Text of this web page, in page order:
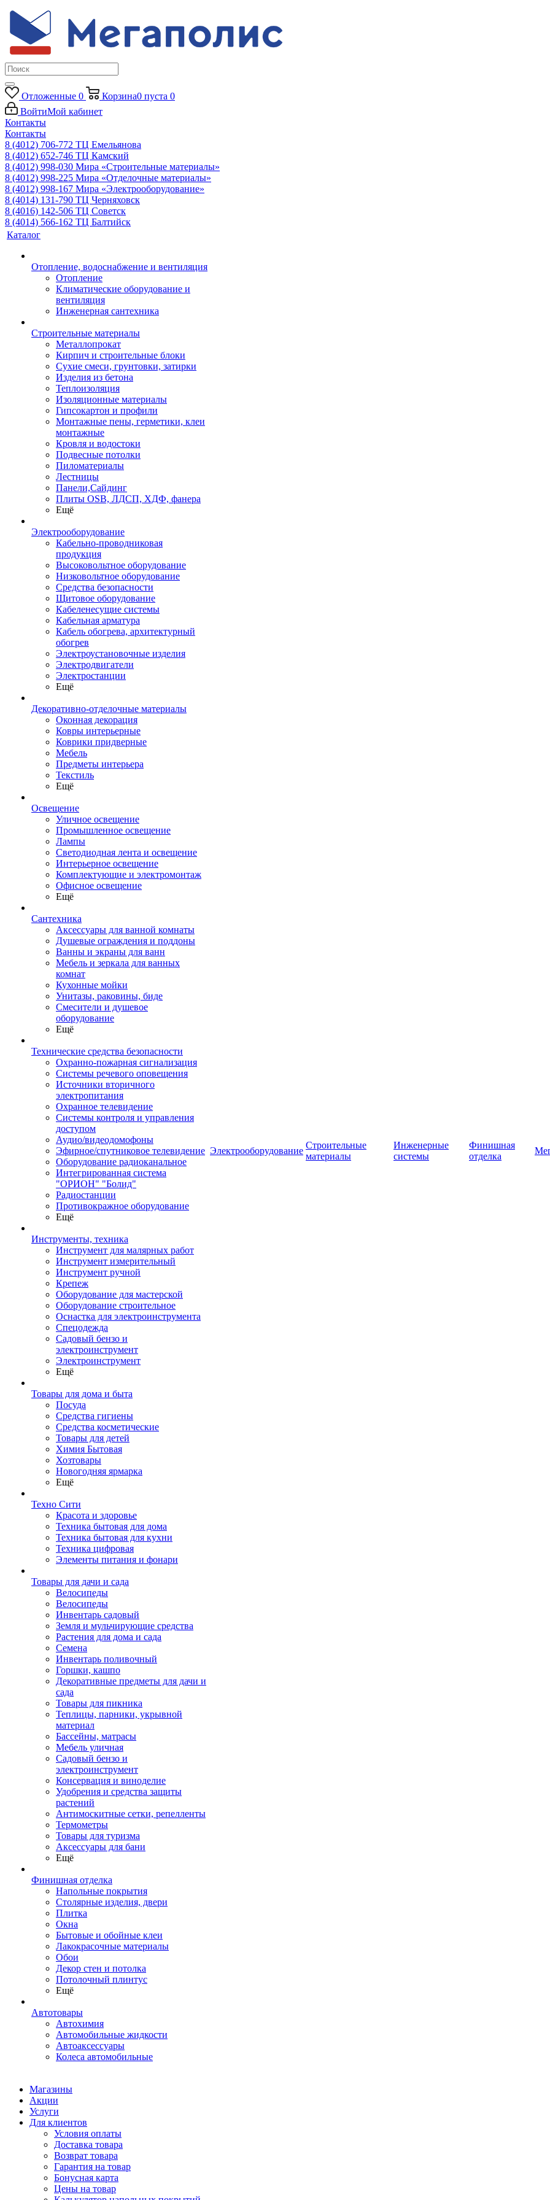
Отложенные 0 Корзина0 пуста 0
ВойтиМой кабинет
Контакты
Контакты
8 (4012) 706-772 ТЦ Емельянова
8 (4012) 652-746 ТЦ Камский
8 (4012) 998-030 Мира «Строительные материалы»
8 (4012) 998-225 Мира «Отделочные материалы»
8 (4012) 998-167 Мира «Электрооборудование»
8 (4014) 131-790 ТЦ Черняховск
8 (4016) 142-506 ТЦ Советск
8 (4014) 566-162 ТЦ Балтийск
Каталог
Отопление, водоснабжение и вентиляция
Отопление
Климатические оборудование и
вентиляция
Инженерная сантехника
Строительные материалы
Металлопрокат
Кирпич и строительные блоки
Сухие смеси, грунтовки, затирки
Изделия из бетона
Теплоизоляция
Изоляционные материалы
Гипсокартон и профили
Монтажные пены, герметики, клеи
монтажные
Кровля и водостоки
Подвесные потолки
Пиломатериалы
Лестницы
Панели,Сайдинг
Плиты OSB, ЛДСП, ХДФ, фанера
Ещё
Электрооборудование
Кабельно-проводниковая
продукция
Высоковольтное оборудование
Низковольтное оборудование
Средства безопасности
Щитовое оборудование
Кабеленесущие системы
Кабельная арматура
Кабель обогрева, архитектурный
обогрев
Электроустановочные изделия
Электродвигатели
Электростанции
Ещё
Декоративно-отделочные материалы
Оконная декорация
Ковры интерьерные
Коврики придверные
Мебель
Предметы интерьера
Текстиль
Ещё
Освещение
Уличное освещение
Промышленное освещение
Лампы
Светодиодная лента и освещение
Интерьерное освещение
Комплектующие и электромонтаж
Офисное освещение
Ещё
Сантехника
Аксессуары для ванной комнаты
Душевые ограждения и поддоны
Ванны и экраны для ванн
Мебель и зеркала для ванных
комнат
Кухонные мойки
Унитазы, раковины, биде
Смесители и душевое
оборудование
Ещё
Технические средства безопасности
Охранно-пожарная сигнализация
Системы речевого оповещения
Источники вторичного
электропитания
Охранное телевидение
Системы контроля и управления
доступом
Аудио/видеодомофоны
Эфирное/спутниковое телевидение
Оборудование радиоканальное
Интегрированная система
"ОРИОН" "Болид"
Радиостанции
Противокражное оборудование
Ещё
Инструменты, техника
Инструмент для малярных работ
Инструмент измерительный
Инструмент ручной
Крепеж
Оборудование для мастерской
Оборудование строительное
Оснастка для электроинструмента
Спецодежда
Садовый бензо и
электроинструмент
Электроинструмент
Ещё
Товары для дома и быта
Посуда
Средства гигиены
Средства косметические
Товары для детей
Химия Бытовая
Хозтовары
Новогодняя ярмарка
Ещё
Техно Сити
Красота и здоровье
Техника бытовая для дома
Техника бытовая для кухни
Техника цифровая
Элементы питания и фонари
Товары для дачи и сада
Велосипеды
Велосипеды
Инвентарь садовый
Земля и мульчирующие средства
Растения для дома и сада
Семена
Инвентарь поливочный
Горшки, кашпо
Декоративные предметы для дачи и
сада
Товары для пикника
Теплицы, парники, укрывной
материал
Бассейны, матрасы
Мебель уличная
Садовый бензо и
электроинструмент
Консервация и виноделие
Удобрения и средства защиты
растений
Антимоскитные сетки, репелленты
Термометры
Товары для туризма
Аксессуары для бани
Ещё
Финишная отделка
Напольные покрытия
Столярные изделия, двери
Плитка
Окна
Бытовые и обойные клеи
Лакокрасочные материалы
Обои
Декор стен и потолка
Потолочный плинтус
Ещё
Автотовары
Автохимия
Автомобильные жидкости
Автоаксессуары
Колеса автомобильные
Электрооборудование
Строительные
материалы
Инженерные
системы
Финишная
отделка
Магазины
Акции
Услуги
Для клиентов
Условия оплаты
Доставка товара
Возврат товара
Гарантия на товар
Бонусная карта
Цены на товар